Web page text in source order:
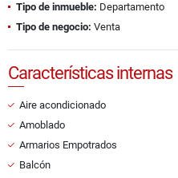
Tipo de inmueble: Departamento
Tipo de negocio: Venta
Características internas
Aire acondicionado
Amoblado
Armarios Empotrados
Balcón